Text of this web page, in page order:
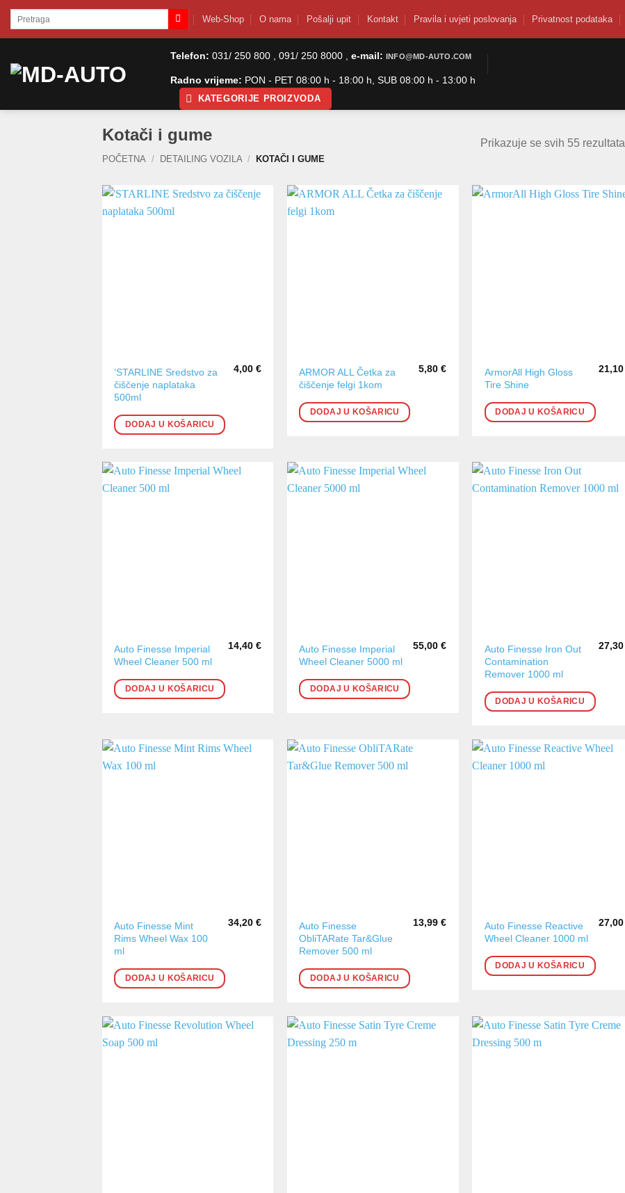
SkipPretraži: Web-Shop O nama Pošalji upit Kontakt Pravila i uvjeti poslovanja Privatnost podataka
Telefon: 031/ 250 800 , 091/ 250 8000 , e-mail: INFO@MD-AUTO.COM
Radno vrijeme: PON - PET 08:00 h - 18:00 h, SUB 08:00 h - 13:00 h
KATEGORIJE PROIZVODA
Kotači i gume
POČETNA / DETAILING VOZILA / KOTAČI I GUME
Prikazuje se svih 55 rezultata
‘STARLINE Sredstvo za
čiščenje naplataka
500ml
4,00€
DODAJ U KOŠARICU
ARMOR ALL Četka za
čiščenje felgi 1kom
5,80€
DODAJ U KOŠARICU
ArmorAll High Gloss
Tire Shine
21,10
DODAJ U KOŠARICU
Auto Finesse Imperial
Wheel Cleaner 500 ml
14,40€
DODAJ U KOŠARICU
Auto Finesse Imperial
Wheel Cleaner 5000 ml
55,00€
DODAJ U KOŠARICU
Auto Finesse Iron Out
Contamination
Remover 1000 ml
27,30
DODAJ U KOŠARICU
Auto Finesse Mint
Rims Wheel Wax 100
ml
34,20€
DODAJ U KOŠARICU
Auto Finesse
ObliTARate Tar&Glue
Remover 500 ml
13,99€
DODAJ U KOŠARICU
Auto Finesse Reactive
Wheel Cleaner 1000 ml
27,00
DODAJ U KOŠARICU